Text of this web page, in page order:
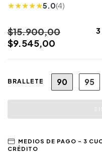
★★★★★5.0(4)
$15.900,00
$9.545,00
3
BRALLETE 90 95